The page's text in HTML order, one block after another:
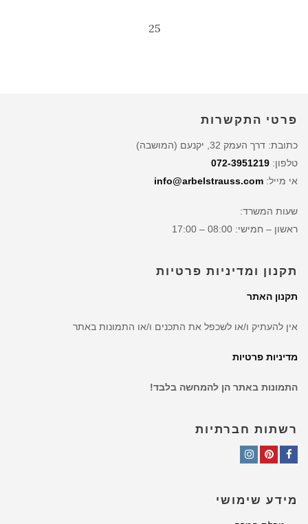
25
פרטי התקשרות
כתובת: דרך העמק 32, יקנעם (המושבה)
טלפון: 072-3951219
אי מייל: info@arbelstrauss.com
שעות המשרד:
ראשון – חמישי: 08:00 – 17:00
תקנון ומדיניות פרטיות
תקנון האתר
אין להעתיק ו/או לשכפל את התכנים ו/או התמונות באתר
מדיניות פרטיות
התמונות באתר הן להמחשה בלבד!
רשתות חברתיות
מידע שימושי